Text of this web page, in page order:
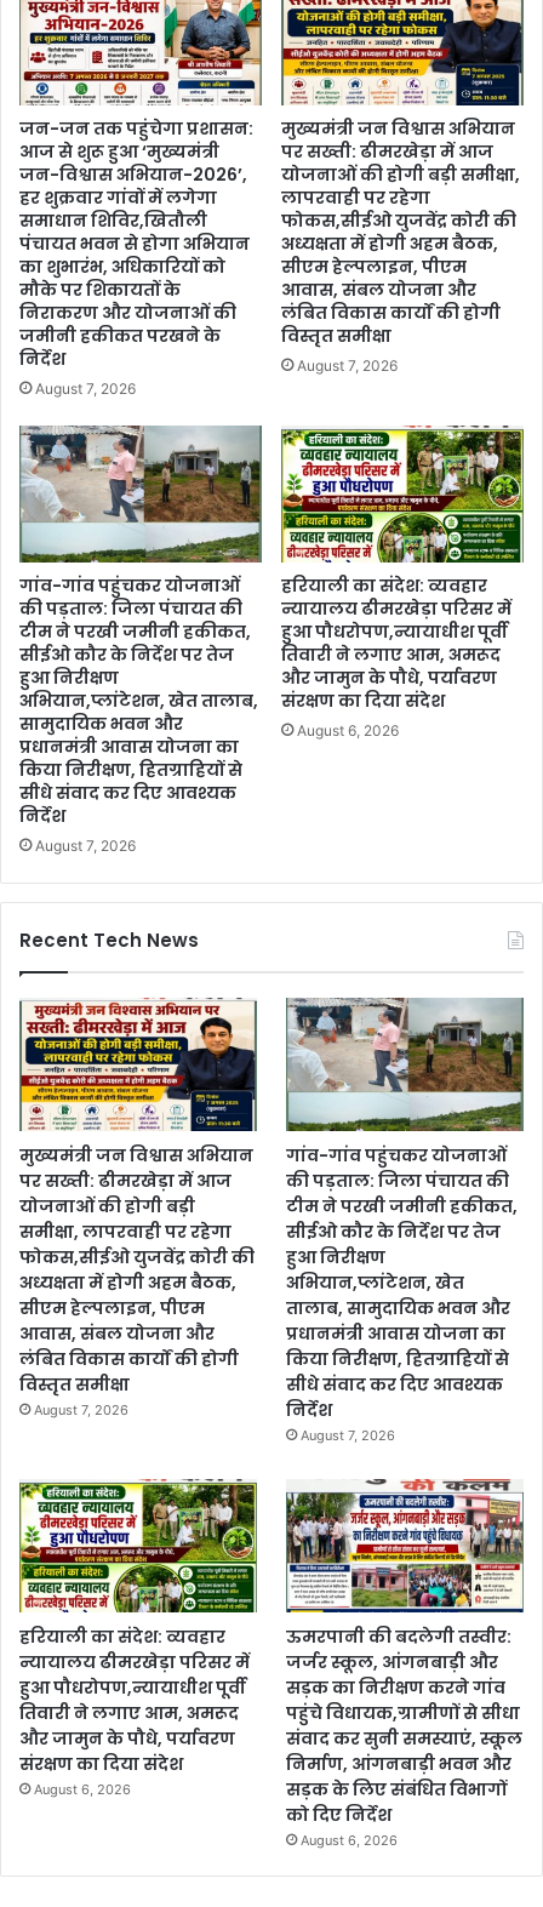
जन-जन तक पहुंचेगा प्रशासन:
आज से शुरू हुआ ‘मुख्यमंत्री
जन-विश्वास अभियान-2026’,
हर शुक्रवार गांवों में लगेगा
समाधान शिविर,खितौली
पंचायत भवन से होगा अभियान
का शुभारंभ, अधिकारियों को
मौके पर शिकायतों के
निराकरण और योजनाओं की
जमीनी हकीकत परखने के
निर्देश
August 7, 2026
मुख्यमंत्री जन विश्वास अभियान
पर सख्ती: ढीमरखेड़ा में आज
योजनाओं की होगी बड़ी समीक्षा,
लापरवाही पर रहेगा
फोकस,सीईओ युजवेंद्र कोरी की
अध्यक्षता में होगी अहम बैठक,
सीएम हेल्पलाइन, पीएम
आवास, संबल योजना और
लंबित विकास कार्यों की होगी
विस्तृत समीक्षा
August 7, 2026
गांव-गांव पहुंचकर योजनाओं
की पड़ताल: जिला पंचायत की
टीम ने परखी जमीनी हकीकत,
सीईओ कौर के निर्देश पर तेज
हुआ निरीक्षण
अभियान,प्लांटेशन, खेत तालाब,
सामुदायिक भवन और
प्रधानमंत्री आवास योजना का
किया निरीक्षण, हितग्राहियों से
सीधे संवाद कर दिए आवश्यक
निर्देश
August 7, 2026
हरियाली का संदेश: व्यवहार
न्यायालय ढीमरखेड़ा परिसर में
हुआ पौधरोपण,न्यायाधीश पूर्वी
तिवारी ने लगाए आम, अमरूद
और जामुन के पौधे, पर्यावरण
संरक्षण का दिया संदेश
August 6, 2026
Recent Tech News
मुख्यमंत्री जन विश्वास अभियान
पर सख्ती: ढीमरखेड़ा में आज
योजनाओं की होगी बड़ी
समीक्षा, लापरवाही पर रहेगा
फोकस,सीईओ युजवेंद्र कोरी की
अध्यक्षता में होगी अहम बैठक,
सीएम हेल्पलाइन, पीएम
आवास, संबल योजना और
लंबित विकास कार्यों की होगी
विस्तृत समीक्षा
August 7, 2026
गांव-गांव पहुंचकर योजनाओं
की पड़ताल: जिला पंचायत की
टीम ने परखी जमीनी हकीकत,
सीईओ कौर के निर्देश पर तेज
हुआ निरीक्षण
अभियान,प्लांटेशन, खेत
तालाब, सामुदायिक भवन और
प्रधानमंत्री आवास योजना का
किया निरीक्षण, हितग्राहियों से
सीधे संवाद कर दिए आवश्यक
निर्देश
August 7, 2026
हरियाली का संदेश: व्यवहार
न्यायालय ढीमरखेड़ा परिसर में
हुआ पौधरोपण,न्यायाधीश पूर्वी
तिवारी ने लगाए आम, अमरूद
और जामुन के पौधे, पर्यावरण
संरक्षण का दिया संदेश
August 6, 2026
ऊमरपानी की बदलेगी तस्वीर:
जर्जर स्कूल, आंगनबाड़ी और
सड़क का निरीक्षण करने गांव
पहुंचे विधायक,ग्रामीणों से सीधा
संवाद कर सुनी समस्याएं, स्कूल
निर्माण, आंगनबाड़ी भवन और
सड़क के लिए संबंधित विभागों
को दिए निर्देश
August 6, 2026